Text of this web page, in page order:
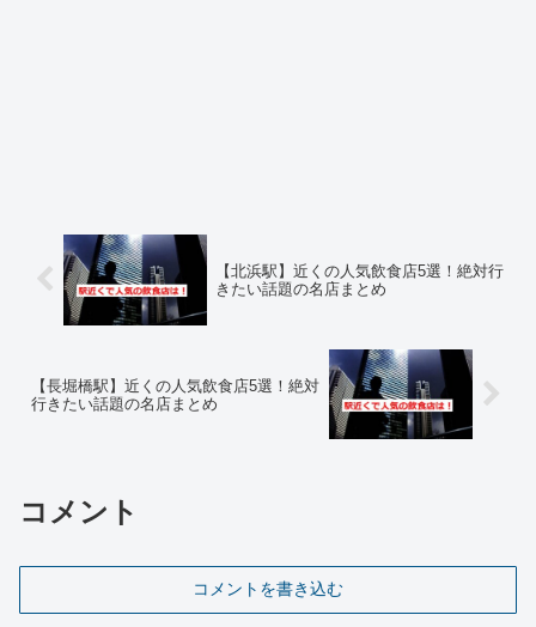
【北浜駅】近くの人気飲食店5選！絶対行
きたい話題の名店まとめ
【長堀橋駅】近くの人気飲食店5選！絶対
行きたい話題の名店まとめ
コメント
コメントを書き込む